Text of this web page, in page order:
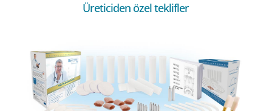
Üreticiden özel teklifler